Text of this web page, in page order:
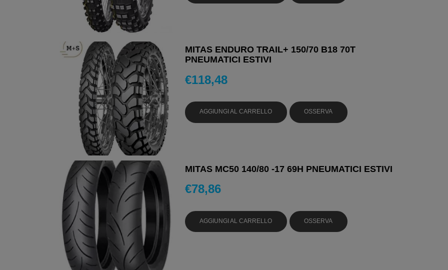
MITAS ENDURO TRAIL+ 150/70 B18 70T
PNEUMATICI ESTIVI
€118,48
AGGIUNGI AL CARRELLO OSSERVA
MITAS MC50 140/80 -17 69H PNEUMATICI ESTIVI
€78,86
AGGIUNGI AL CARRELLO OSSERVA